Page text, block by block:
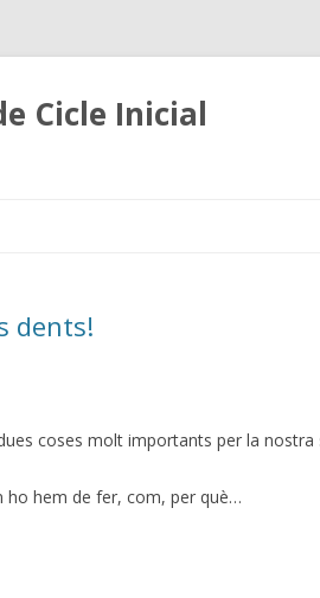
Cicle Inicial
dents!
coses molt importants per la nostra
ho hem de fer, com, per què…